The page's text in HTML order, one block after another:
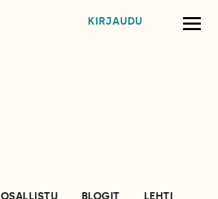
KIRJAUDU
OSALLISTU BLOGIT
LEHTI